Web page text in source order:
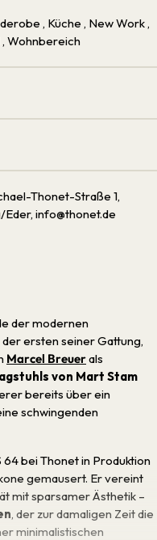
, Küche , New Work ,
, Wohnbereich
Thonet-Straße 1,
info@thonet.de
der modernen
ersten seiner Gattung,
Marcel Breuerals
von Mart Stam
bereits über ein
schwingenden
bei Thonet in Produktion
gemausert. Er vereint
mit sparsamer Ästhetik –
, der zur damaligen Zeit die
minimalistischen